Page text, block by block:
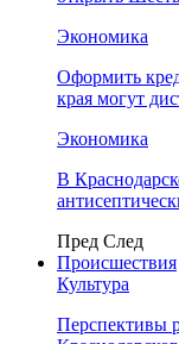
Экономика
Оформить
края могут
Экономика
В
Пред След
Происшествия
Культура
Перспективы